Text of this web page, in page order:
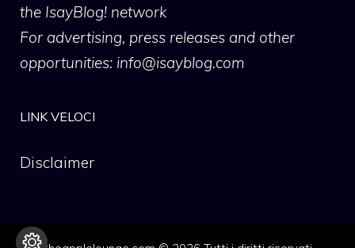
the IsayBlog! network
For advertising, press releases and other
opportunities: info@isayblog.com
LINK VELOCI
Disclaimer